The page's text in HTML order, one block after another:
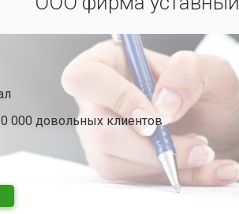
000 довольных клиентов